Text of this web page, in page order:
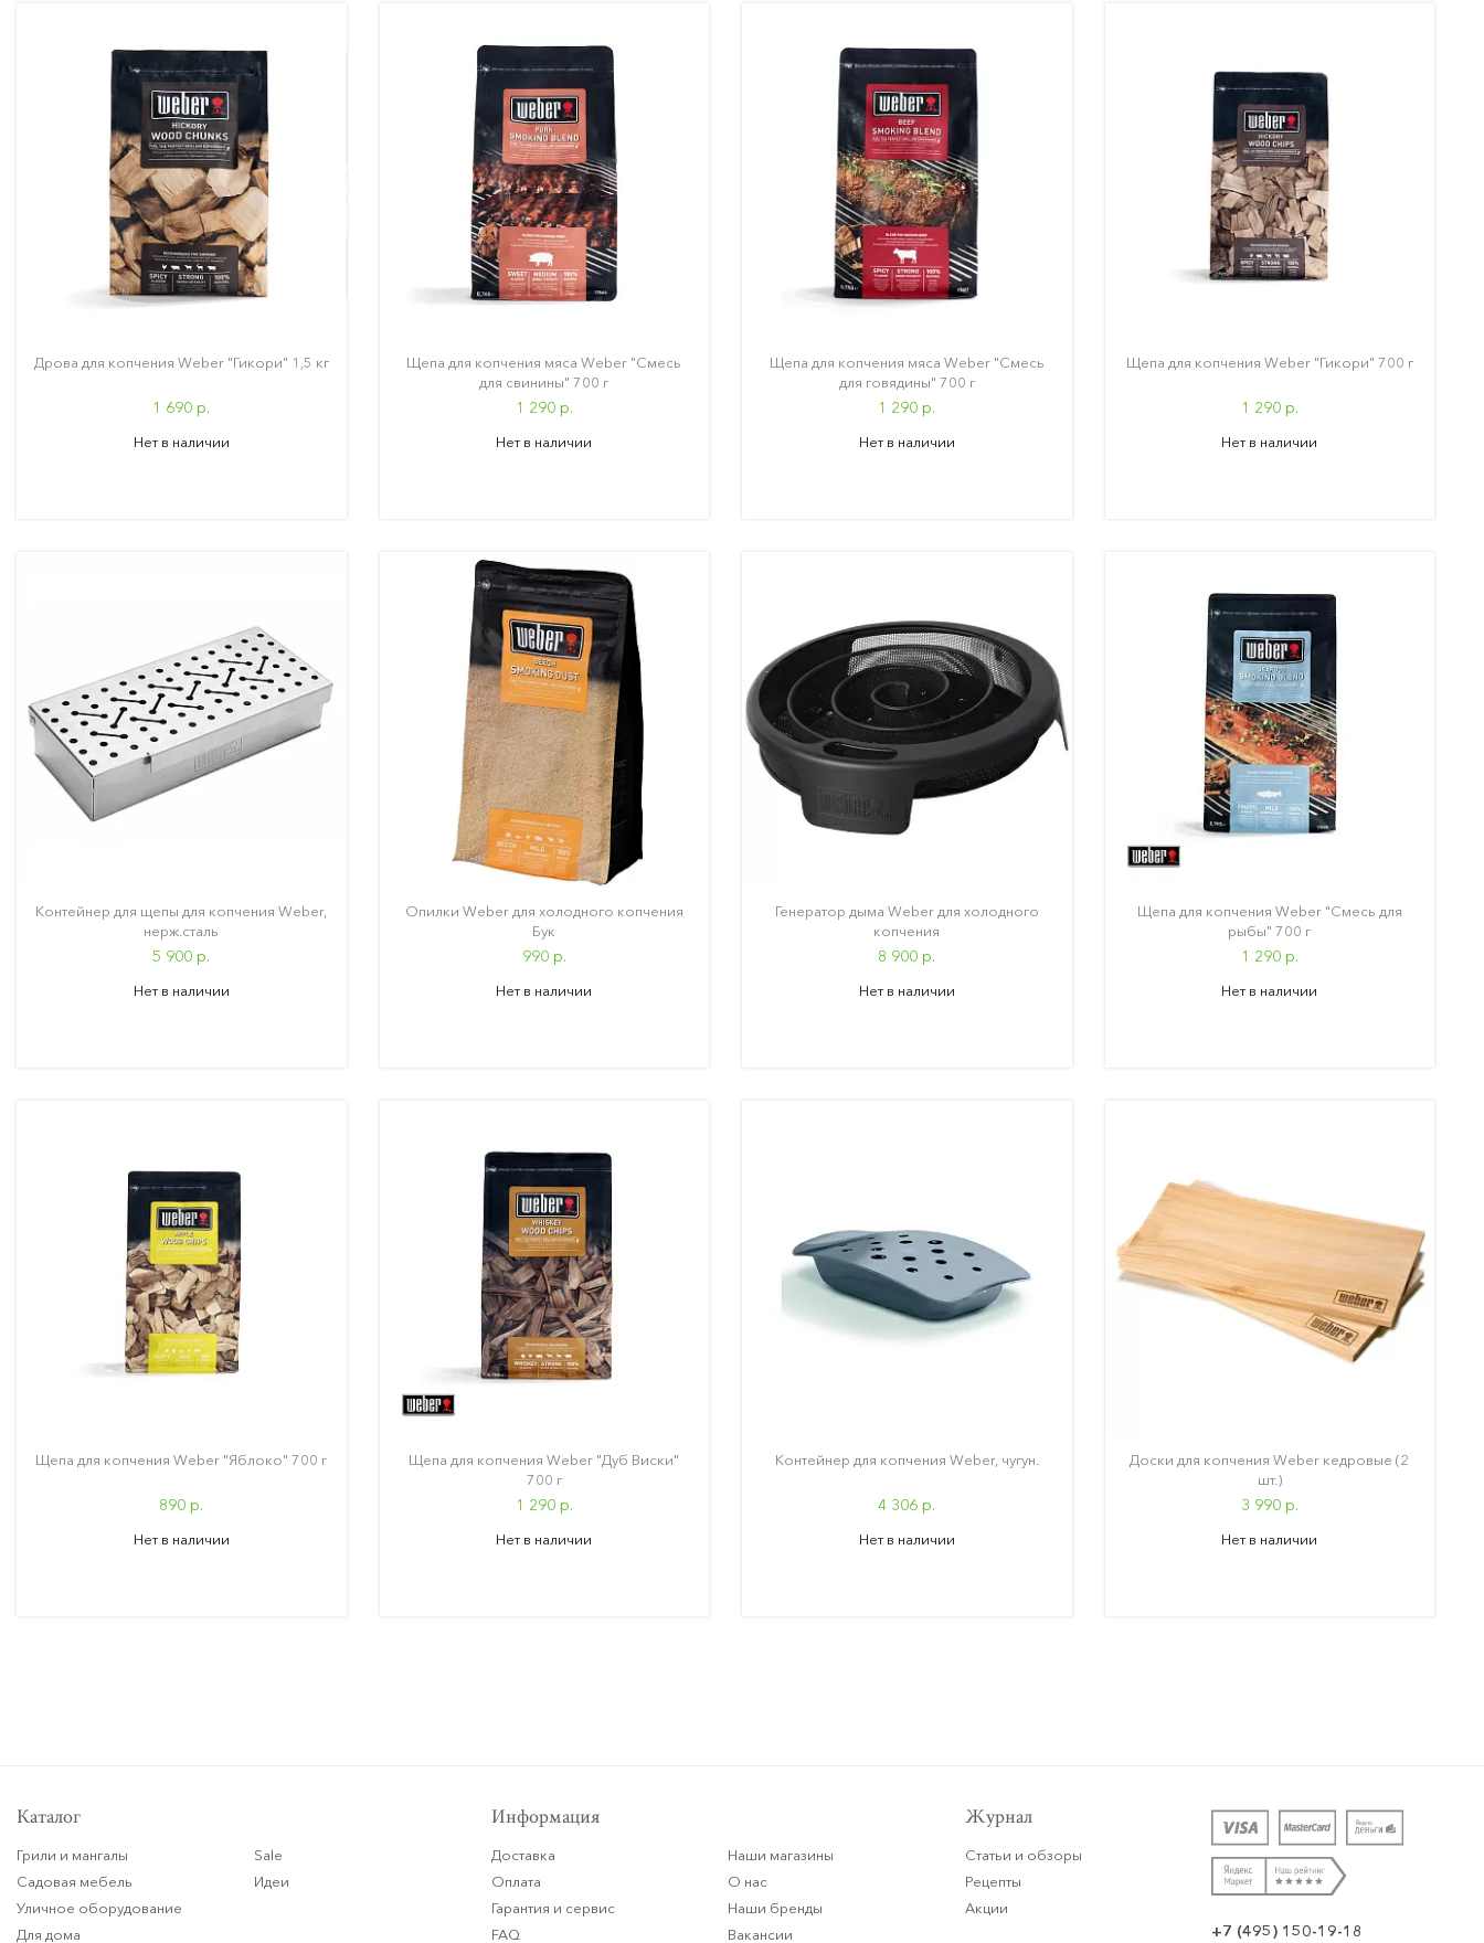
Дрова для копчения Weber "Гикори" 1,5 кг
1 690 р.
Нет в наличии
Щепа для копчения мяса Weber "Смесь
для свинины" 700 г
1 290 р.
Нет в наличии
Щепа для копчения мяса Weber "Смесь
для говядины" 700 г
1 290 р.
Нет в наличии
Щепа для копчения Weber "Гикори" 700 г
1 290 р.
Нет в наличии
Контейнер для щепы для копчения Weber,
нерж.сталь
5 900 р.
Нет в наличии
Опилки Weber для холодного копчения
Бук
990 р.
Нет в наличии
Генератор дыма Weber для холодного
копчения
8 900 р.
Нет в наличии
Щепа для копчения Weber "Смесь для
рыбы" 700 г
1 290 р.
Нет в наличии
Щепа для копчения Weber "Яблоко" 700 г
890 р.
Нет в наличии
Щепа для копчения Weber "Дуб Виски"
700 г
1 290 р.
Нет в наличии
Контейнер для копчения Weber, чугун.
4 306 р.
Нет в наличии
Доски для копчения Weber кедровые (2
шт.)
3 990 р.
Нет в наличии
Каталог
Грили и мангалы
Садовая мебель
Уличное оборудование
Для дома
Sale
Идеи
Информация
Доставка
Оплата
Гарантия и сервис
FAQ
Наши магазины
О нас
Наши бренды
Вакансии
Журнал
Статьи и обзоры
Рецепты
Акции
+7 (495) 150-19-18